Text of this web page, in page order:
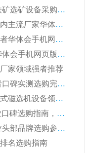
2026CTB 湿式永磁磁选机靠谱厂家实力排行榜 铁矿选矿设备采购全流程选购指南
2026 尾矿磁选机行业口碑领域强者，源头直供国内主流厂家华体会手机网页版-华体会(中国) 一站式服务
2026尾矿磁选机靠谱厂家哪家好 行业口碑领域强者华体会手机网页版-华体会(中国) 推荐
2026 铁矿磁选机靠谱厂家选购全攻略 行业标杆华体会手机网页版-华体会(中国) 设备性价比出众
家领域强者推荐
2026 高性价比永磁筒式磁选机品牌盘点 行业强者口碑实测选购完整指南
2026 评价高的磁选机品牌推荐选购指南，永磁筒式磁选机设备领域强者全景行业口碑解析
2026 国内平板磁选机靠谱生产厂家推荐排名|行业口碑选购指南，领域强者按需选设备
2026 磁选机靠谱生产厂家全梳理 分场景选型行业头部品牌选购参考攻略
名选购指南